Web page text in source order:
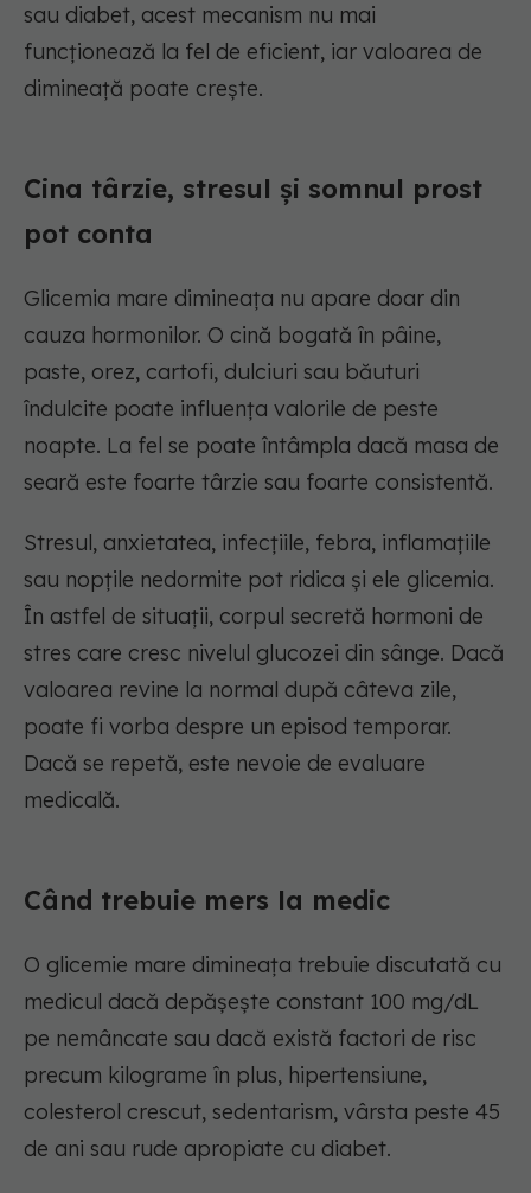
sau diabet, acest mecanism nu mai
funcționează la fel de eficient, iar valoarea de
dimineață poate crește.
Cina târzie, stresul și somnul prost
pot conta
Glicemia mare dimineața nu apare doar din
cauza hormonilor. O cină bogată în pâine,
paste, orez, cartofi, dulciuri sau băuturi
îndulcite poate influența valorile de peste
noapte. La fel se poate întâmpla dacă masa de
seară este foarte târzie sau foarte consistentă.
Stresul, anxietatea, infecțiile, febra, inflamațiile
sau nopțile nedormite pot ridica și ele glicemia.
În astfel de situații, corpul secretă hormoni de
stres care cresc nivelul glucozei din sânge. Dacă
valoarea revine la normal după câteva zile,
poate fi vorba despre un episod temporar.
Dacă se repetă, este nevoie de evaluare
medicală.
Când trebuie mers la medic
O glicemie mare dimineața trebuie discutată cu
medicul dacă depășește constant 100 mg/dL
pe nemâncate sau dacă există factori de risc
precum kilograme în plus, hipertensiune,
colesterol crescut, sedentarism, vârsta peste 45
de ani sau rude apropiate cu diabet.